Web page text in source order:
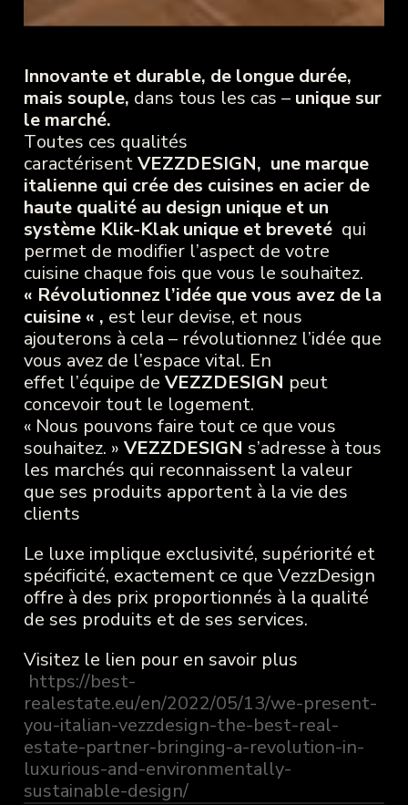
Innovante et durable, de longue durée,
mais souple, dans tous les cas –unique sur
le marché.
Toutes ces qualités
caractérisentVEZZDESIGN, une marque
italienne qui crée des cuisines en acier de
haute qualité au design unique et un
système Klik-Klak unique et breveté qui
permet de modifier l’aspect de votre
cuisine chaque fois que vous le souhaitez.
« Révolutionnez l’idée que vous avez de la
cuisine « , est leur devise, et nous
ajouterons à cela – révolutionnez l’idée que
vous avez de l’espace vital. En
effet l’équipe de VEZZDESIGN peut
concevoir tout le logement.
« Nous pouvons faire tout ce que vous
souhaitez. » VEZZDESIGN s’adresse à tous
les marchés qui reconnaissent la valeur
que ses produits apportent à la vie des
clients
Le luxe implique exclusivité, supériorité et
spécificité, exactement ce que VezzDesign
offre à des prix proportionnés à la qualité
de ses produits et de ses services.
Visitez le lien pour en savoir plus
https://best-
realestate.eu/en/2022/05/13/we-present-
you-italian-vezzdesign-the-best-real-
estate-partner-bringing-a-revolution-in-
luxurious-and-environmentally-
sustainable-design/